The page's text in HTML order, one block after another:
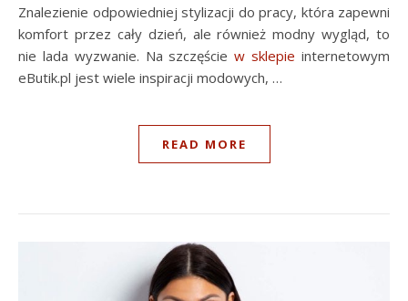
Znalezienie odpowiedniej stylizacji do pracy, która zapewni
komfort przez cały dzień, ale również modny wygląd, to
nie lada wyzwanie. Na szczęściew sklepie internetowym
eButik.pl jest wiele inspiracji modowych, …
READ MORE